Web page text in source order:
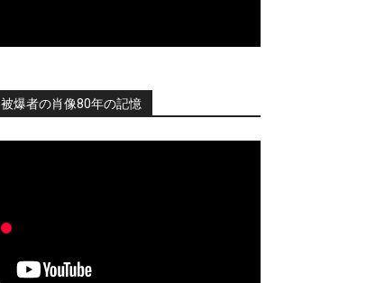
被爆者の肖像80年の記憶